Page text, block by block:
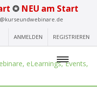
✪ NEU am Start
ANMELDEN REGISTRIEREN